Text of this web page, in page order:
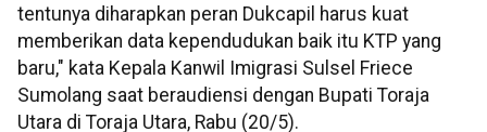
tentunya diharapkan peran Dukcapil harus kuat
memberikan data kependudukan baik itu KTP yang
baru," kata Kepala Kanwil Imigrasi Sulsel Friece
Sumolang saat beraudiensi dengan Bupati Toraja
Utara di Toraja Utara, Rabu (20/5).